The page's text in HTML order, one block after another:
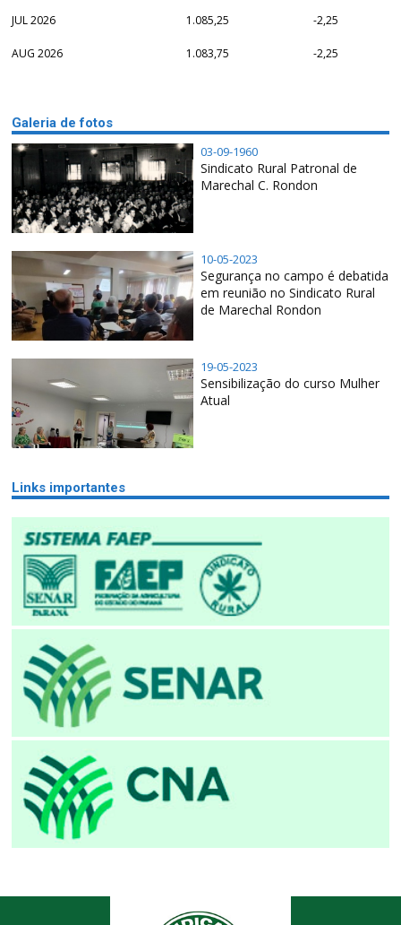
JUL 2026 1.085,25 -2,25
AUG 2026 1.083,75 -2,25
Galeria de fotos
03-09-1960
Sindicato Rural Patronal de
Marechal C. Rondon
10-05-2023
Segurança no campo é debatida
em reunião no Sindicato Rural
de Marechal Rondon
19-05-2023
Sensibilização do curso Mulher
Atual
Links importantes